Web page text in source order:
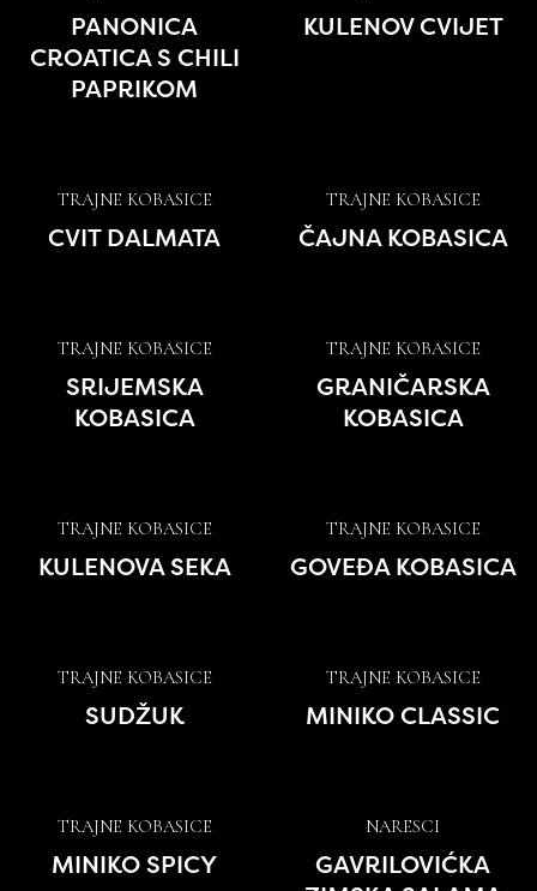
PANONICA
CROATICA S CHILI
PAPRIKOM
KULENOV CVIJET
TRAJNE KOBASICE
CVIT DALMATA
TRAJNE KOBASICE
ČAJNA KOBASICA
TRAJNE KOBASICE
SRIJEMSKA
KOBASICA
TRAJNE KOBASICE
GRANIČARSKA
KOBASICA
TRAJNE KOBASICE
KULENOVA SEKA
TRAJNE KOBASICE
GOVEĐA KOBASICA
TRAJNE KOBASICE
SUDŽUK
TRAJNE KOBASICE
MINIKO CLASSIC
TRAJNE KOBASICE
MINIKO SPICY
NARESCI
GAVRILOVIĆKA